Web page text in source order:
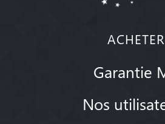
ACHETER
Garantie
Nos